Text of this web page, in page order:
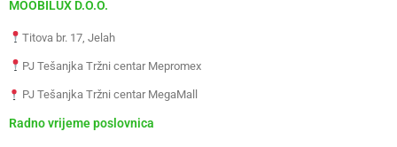
MOOBILUX D.O.O.
Titova br. 17, Jelah
PJ Tešanjka Tržni centar Mepromex
PJ Tešanjka Tržni centar MegaMall
Radno vrijeme poslovnica